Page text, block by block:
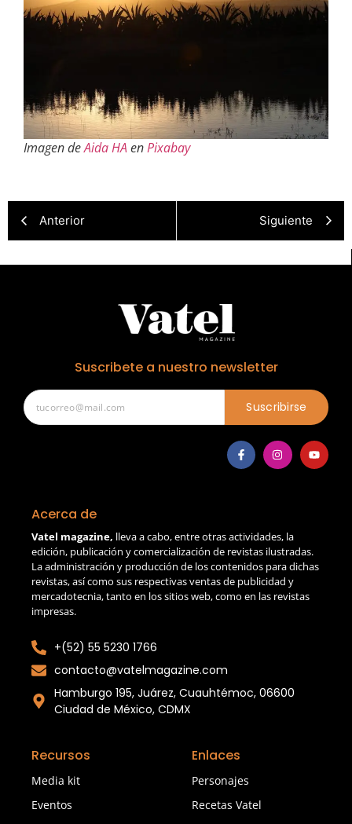
Imagen deAida HAenPixabay
Anterior Siguiente
Suscribete a nuestro newsletter
Suscribirse
Acerca de
Vatel magazine, lleva a cabo, entre otras actividades, la
edición, publicación y comercialización de revistas ilustradas.
La administración y producción de los contenidos para dichas
revistas, así como sus respectivas ventas de publicidad y
mercadotecnia, tanto en los sitios web, como en las revistas
impresas.
+(52) 55 5230 1766
contacto@vatelmagazine.com
Hamburgo 195, Juárez, Cuauhtémoc, 06600
Ciudad de México, CDMX
Recursos
Media kit
Eventos
Enlaces
Personajes
Recetas Vatel